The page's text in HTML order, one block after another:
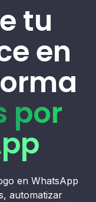
tu
en
por
en WhatsApp
automatizar